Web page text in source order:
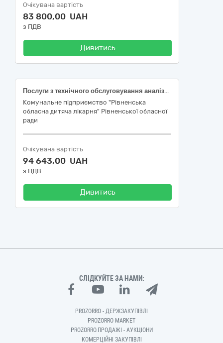
Очікувана вартість
83 800,00 UAH
з ПДВ
Дивитись
Послуги з технічного обслуговування аналізатора Cobas c311
Комунальне підприємство "Рівненська
обласна дитяча лікарня" Рівненської обласної
ради
Очікувана вартість
94 643,00 UAH
з ПДВ
Дивитись
СЛІДКУЙТЕ ЗА НАМИ:
PROZORRO - ДЕРЖЗАКУПІВЛІ
PROZORRO MARKET
PROZORRO.ПРОДАЖІ - АУКЦІОНИ
КОМЕРЦІЙНІ ЗАКУПІВЛІ